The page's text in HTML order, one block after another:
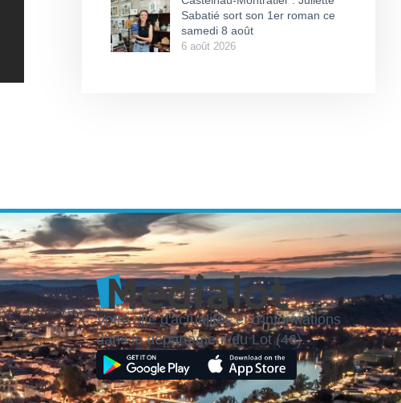
Sabatié sort son 1er roman ce
samedi 8 août
6 août 2026
Votre site d'actualités et d'informations
dans le département du Lot (46).